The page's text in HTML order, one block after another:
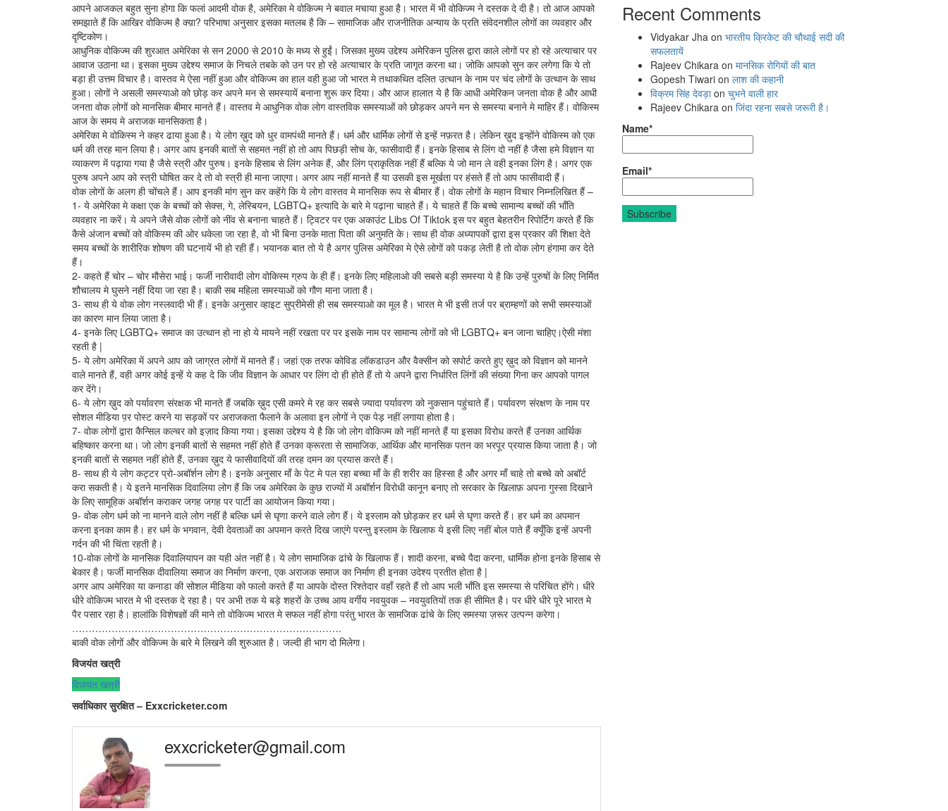
आपने आजकल बहुत सुना होगा कि फलां आदमी वोक है, अमेरिका मे वोकिज्म ने बवाल मचाया हुआ है। भारत में भी वोकिज्म ने दस्तक दे दी है। तो आज आपको
समझाते हैं कि आखिर वोकिज्म है क्य़ा? परिभाषा अनुसार इसका मतलब है कि – सामाजिक और राजनीतिक अन्याय के प्रति संवेदनशील लोगों का व्यवहार और
दृष्टिकोण।
आधुनिक वोकिज्म की शुरआत अमेरिका से सन 2000 से 2010 के मध्य से हुईं। जिसका मुख्य उद्देश्य अमेरिकन पुलिस द्वारा काले लोगों पर हो रहे अत्याचार पर
आवाज उठाना था। इसका मुख्य उद्देश्य समाज के निचले तबके को उन पर हो रहे अत्याचार के प्रति जागृत करना था। जोकि आपको सुन कर लगेगा कि ये तो
बड़ा ही उत्तम विचार है। वास्तव मे ऐसा नहीं हुआ और वोकिज्म का हाल वही हुआ जो भारत मे तथाकथित दलित उत्थान के नाम पर चंद लोगों के उत्थान के साथ
हुआ। लोगों ने असली समस्याओ को छोड़ कर अपने मन से समस्यायें बनाना शुरू कर दिया। और आज हालात ये है कि आधी अमेरिकन जनता वोक है और आधी
जनता वोक लोगों को मानसिक बीमार मानते हैं। वास्तव मे आधुनिक वोक लोग वास्तविक समस्याओं को छोड़कर अपने मन से समस्या बनाने मे माहिर हैं। वोकिस्म
आज के समय मे अराजक मानसिकता है।
अमेरिका मे वोकिस्म ने कहर ढाया हुआ है। ये लोग ख़ुद को धुर वामपंथी मानते हैं। धर्म और धार्मिक लोगों से इन्हें नफ़रत है। लेकिन ख़ुद इन्होंने वोकिस्म को एक
धर्म की तरह मान लिया है। अगर आप इनकी बातों से सहमत नहीं हो तो आप पिछड़ी सोच के, फासीवादी हैं। इनके हिसाब से लिंग दो नहीं है जैसा हमे विज्ञान या
व्याकरण में पढ़ाया गया है जैसे स्त्री और पुरुष। इनके हिसाब से लिंग अनेक हैं, और लिंग प्राकृतिक नहीं हैं बल्कि ये जो मान ले वही इनका लिंग है। अगर एक
पुरुष अपने आप को स्त्री घोषित कर दे तो वो स्त्री ही माना जाएगा। अगर आप नहीं मानते हैं या उसकी इस मूर्खता पर हंसते हैं तो आप फासीवादी हैं।
वोक लोगों के अलग ही चोंचले हैं। आप इनकी मांग सुन कर कहेंगे कि ये लोग वास्तव मे मानसिक रूप से बीमार हैं। वोक लोगों के महान विचार निम्नलिखित हैं –
1- ये अमेरिका मे कक्षा एक के बच्चों को सेक्स, गे, लेस्बियन, LGBTQ+ इत्यादि के बारे मे पढ़ाना चाहते हैं। ये चाहते हैं कि बच्चे सामान्य बच्चों की भाँति
व्यवहार ना करें। ये अपने जैसे वोक लोगों को नींव से बनाना चाहते हैं। ट्विटर पर एक अकाउंट Libs Of Tiktok इस पर बहुत बेहतरीन रिपोर्टिग करते हैं कि
कैसे अंजान बच्चों को वोकिस्म की ओर धकेला जा रहा है, वो भी बिना उनके माता पिता की अनुमति के। साथ ही वोक अध्यापकों द्वारा इस प्रकार की शिक्षा देते
समय बच्चों के शारीरिक शोषण की घटनायें भी हो रही हैं। भयानक बात तो ये है अगर पुलिस अमेरिका मे ऐसे लोगों को पकड़ लेती है तो वोक लोग हंगामा कर देते
हैं।
2- कहते हैं चोर – चोर मौसेरा भाई। फर्जी नारीवादी लोग वोकिस्म ग्रुप के ही हैं। इनके लिए महिलाओ की सबसे बड़ी समस्या ये है कि उन्हें पुरुषों के लिए निर्मित
शौचालय मे घुसने नहीं दिया जा रहा है। बाकी सब महिला समस्याओं को गौण माना जाता है।
3- साथ ही ये वोक लोग नस्लवादी भी हैं। इनके अनुसार व्हाइट सुप्रीमेसी ही सब समस्याओ का मूल है। भारत मे भी इसी तर्ज पर ब्राम्हणों को सभी समस्याओं
का कारण मान लिया जाता है।
4- इनके लिए LGBTQ+ समाज का उत्थान हो ना हो ये मायने नहीं रखता पर पर इसके नाम पर सामान्य लोगों को भी LGBTQ+ बन जाना चाहिए।ऐसी मंशा
रहती है |
5- ये लोग अमेरिका में अपने आप को जाग्रत लोगों में मानते हैं। जहां एक तरफ कोविड लॉकडाउन और वैक्सीन को सपोर्ट करते हुए ख़ुद को विज्ञान को मानने
वाले मानते हैं, वही अगर कोई इन्हें ये कह दे कि जीव विज्ञान के आधार पर लिंग दो ही होते हैं तो ये अपने द्वारा निर्धारित लिंगों की संख्या गिना कर आपको पागल
कर देंगे।
6- ये लोग ख़ुद को पर्यावरण संरक्षक भी मानते हैं जबकि ख़ुद एसी कमरे मे रह कर सबसे ज्यादा पर्यावरण को नुकसान पहुंचाते हैं। पर्यावरण संरक्षण के नाम पर
सोशल मीडिया प़र पोस्ट करने या सड़कों पर अराजकता फैलाने के अलावा इन लोगों ने एक पेड़ नहीं लगाया होता है।
7- वोक लोगों द्वारा कैन्सिल कल्चर को इज़ाद किया गया। इसका उद्देश्य ये है कि जो लोग वोकिज्म को नहीं मानते हैं या इसका विरोध करते हैं उनका आर्थिक
बहिष्कार करना था। जो लोग इनकी बातों से सहमत नहीं होते हैं उनका क्रूरता से सामाजिक, आर्थिक और मानसिक पतन का भरपूर प्रयास किया जाता है। जो
इनकी बातों से सहमत नहीं होते हैं, उनका ख़ुद ये फासीवादियों की तरह दमन का प्रयास करते हैं।
8- साथ ही ये लोग कट्टर प्रो-अबॉर्शन लोग है। इनके अनुसार माँ के पेट मे पल रहा बच्चा माँ के ही शरीर का हिस्सा है और अगर माँ चाहे तो बच्चे को अबॉर्ट
करा सकती है। ये इतने मानसिक दिवालिया लोग हैं कि जब अमेरिका के कुछ राज्यों में अबॉर्शन विरोधी कानून बनाए तो सरकार के खिलाफ़ अपना गुस्सा दिखाने
के लिए सामूहिक अबॉर्शन कराकर जगह जगह पर पार्टी का आयोजन किया गया।
9- वोक लोग धर्म को ना मानने वाले लोग नहीं है बल्कि धर्म से घृणा करने वाले लोग हैं। ये इस्लाम को छोड़कर हर धर्म से घृणा करते हैं। हर धर्म का अपमान
करना इनका काम है। हर धर्म के भगवान, देवी देवताओं का अपमान करते दिख जाएंगे परन्तु इस्लाम के खिलाफ ये इसी लिए नहीं बोल पाते हैं क्यूँकि इन्हें अपनी
गर्दन की भी चिंता रहती है।
10-वोक लोगों के मानसिक दिवालियापन का यही अंत नहीं है। ये लोग सामाजिक ढांचे के खिलाफ हैं। शादी करना, बच्चे पैदा करना, धार्मिक होना इनके हिसाब से
बेकार है। फर्जी मानसिक दीवालिया समाज का निर्माण करना, एक अराजक समाज का निर्माण ही इनका उदेश्य प्रतीत होता है |
अगर आप अमेरिका या कनाडा की सोशल मीडिया को फालो करते हैं या आपके दोस्त रिश्तेदार वहाँ रहते हैं तो आप भली भाँति इस समस्या से परिचित होंगे। धीरे
धीरे वोकिज्म भारत मे भी दस्तक दे रहा है। पर अभी तक ये बड़े शहरों के उच्च आय वर्गीय नवयुवक – नवयुवतियों तक ही सीमित है। पर धीरे धीरे पूरे भारत मे
पैर पसार रहा है। हालांकि विशेषज्ञों की माने तो वोकिज्म भारत मे सफल नहीं होगा परंतु भारत के सामजिक ढांचे के लिए समस्या ज़रूर उत्पन्न करेगा।
……………………………………………………………………….
बाकी वोक लोगों और वोकिज्म के बारे मे लिखने की शुरुआत है। जल्दी ही भाग दो मिलेगा।
विजयंत खत्री
विजयंत खत्री
सर्वाधिकार सुरक्षित – Exxcricketer.com
exxcricketer@gmail.com
Recent Comments
Vidyakar Jha on भारतीय क्रिकेट की चौथाई सदी की
सफलतायें
Rajeev Chikara on मानसिक रोगियों की बात
Gopesh Tiwari on लाश की कहानी
विक्रम सिंह देवड़ाon चुभने वाली हार
Rajeev Chikara on जिंदा रहना सबसे जरूरी है।
Name*
Email*